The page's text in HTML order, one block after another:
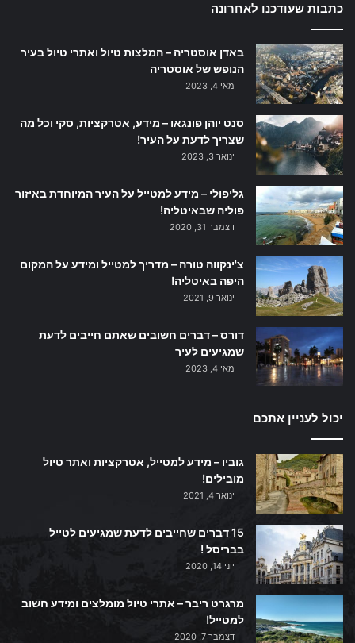
כתבות שעודכנו לאחרונה
באדן אוסטריה – המלצות טיול ואתרי טיול בעיר
הנופש של אוסטריה
מאי 4, 2023
סנט יוהן פונגאו – מידע, אטרקציות, סקי וכל מה
שצריך לדעת על העיר!
ינואר 3, 2023
גליפולי – מידע למטייל על העיר המיוחדת באיזור
פוליה שבאיטליה!
דצמבר 31, 2020
צ'ינקווה טורה – מדריך למטייל ומידע על המקום
היפה באיטליה!
ינואר 9, 2021
דורס – דברים חשובים שאתם חייבים לדעת
שמגיעים לעיר
מאי 4, 2023
יכול לעניין אתכם
גוביו – מידע למטייל, אטרקציות ואתר טיול
מובילים!
ינואר 4, 2021
15 דברים שחייבים לדעת שמגיעים לטייל
בבריסל !
יוני 14, 2020
מרגרט ריבר – אתרי טיול מומלצים ומידע חשוב
למטייל!
דצמבר 7, 2020